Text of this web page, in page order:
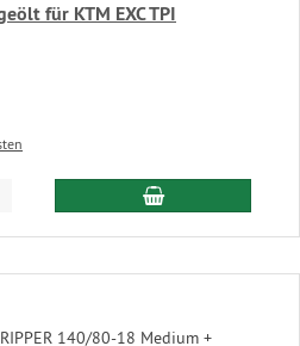
für KTM EXC TPI
In den